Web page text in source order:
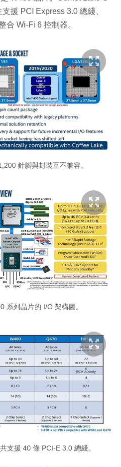
援 PCI Express 3.0 總綫、
合 Wi-Fi 6 控制器。
針腳與封裝互不兼容。
系列晶片的 I/O 架構圖。
支援 40 條 PCI-E 3.0 總綫。